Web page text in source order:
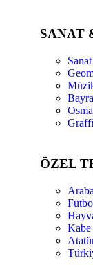
SANAT
ÖZEL
Kabe